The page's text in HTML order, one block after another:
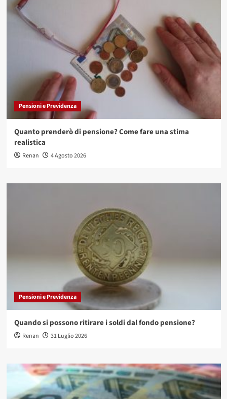
Pensioni e Previdenza
Quanto prenderò di pensione? Come fare una stima
realistica
Renan 4 Agosto 2026
Pensioni e Previdenza
Quando si possono ritirare i soldi dal fondo pensione?
Renan 31 Luglio 2026